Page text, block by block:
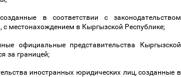
в соответствии с законодательством
с местонахождением в Кыргызской Республике;
официальные представительства Кыргызской
за границей;
иностранных юридических лиц, созданные в